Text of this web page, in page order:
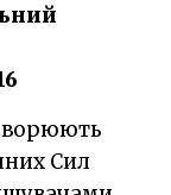
Сил